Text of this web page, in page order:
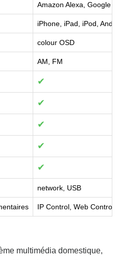
Amazon Alexa, Google
iPhone, iPad, iPod,
colour OSD
AM, FM
✔
✔
✔
✔
✔
network, USB
IP Control, Web Control
multimédia domestique,